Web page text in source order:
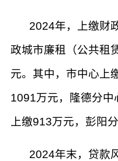
2024年，上缴财
政城市廉租（公共租
元。其中，市中心上
1091万元，隆德分
上缴913万元，彭阳
2024年末，贷款